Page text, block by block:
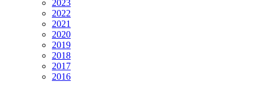
2023
2022
2021
2020
2019
2018
2017
2016